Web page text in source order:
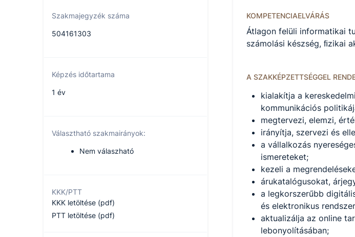
Szakmajegyzék száma
504161303
Képzés időtartama
1 év
Választható szakmairányok:
Nem válaszható
KKK/PTT
KKK letöltése (pdf)
PTT letöltése (pdf)
KOMPETENCIAELVÁRÁS
Átlagon felüli informatikai
számolási készség, ﬁzikai
A SZAKKÉPZETTSÉGGEL
kialakítja a
kommunikációs
megtervezi, elemzi,
irányítja, szervezi és
a vállalkozás
ismereteket;
kezeli a
árukatalógusokat,
a legkorszerűbb
és elektronikus
aktualizálja az online
lebonyolításában;